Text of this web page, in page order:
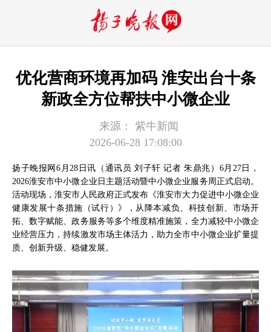
优化营商环境再加码 淮安出台十条
新政全方位帮扶中小微企业
来源：
紫牛新闻
2026-06-28 17:08:00
扬子晚报网6月28日讯（通讯员 刘子轩 记者 朱鼎兆）6月27日，
2026淮安市中小微企业日主题活动暨中小微企业服务周正式启动。
活动现场，淮安市人民政府正式发布《淮安市大力促进中小微企业
健康发展十条措施（试行）》，从降本减负、科技创新、市场开
拓、数字赋能、政务服务等多个维度精准施策，全力减轻中小微企
业经营压力，持续激发市场主体活力，助力全市中小微企业扩量提
质、创新升级、稳健发展。